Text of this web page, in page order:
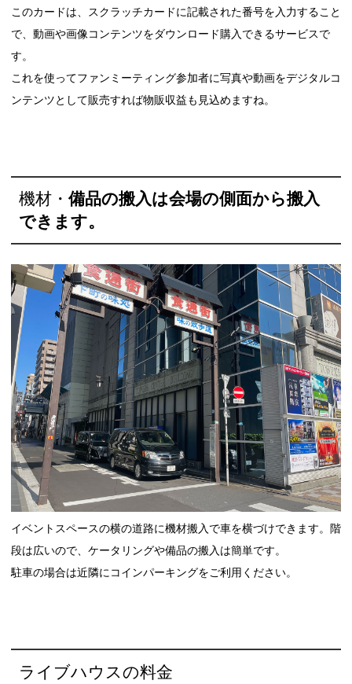
このカードは、スクラッチカードに記載された番号を入力すること
で、動画や画像コンテンツをダウンロード購入できるサービスで
す。
これを使ってファンミーティング参加者に写真や動画をデジタルコ
ンテンツとして販売すれば物販収益も見込めますね。
機材・備品の搬入は会場の側面から搬入
できます。
イベントスペースの横の道路に機材搬入で車を横づけできます。階
段は広いので、ケータリングや備品の搬入は簡単です。
駐車の場合は近隣にコインパーキングをご利用ください。
ライブハウスの料金